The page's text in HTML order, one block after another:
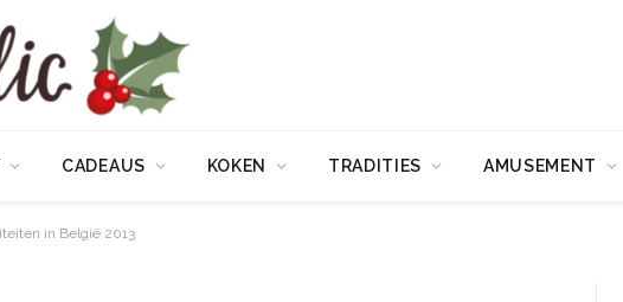
CADEAUS KOKEN TRADITIES AMUSEMENT
in België 2013